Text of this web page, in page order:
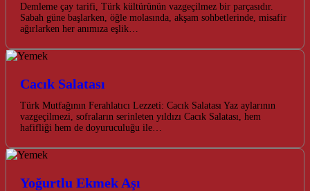
Demleme çay tarifi, Türk kültürünün vazgeçilmez bir parçasıdır.
Sabah güne başlarken, öğle molasında, akşam sohbetlerinde, misafir
ağırlarken her anımıza eşlik…
Cacık Salatası
Türk Mutfağının Ferahlatıcı Lezzeti: Cacık Salatası Yaz aylarının
vazgeçilmezi, sofraların serinleten yıldızı Cacık Salatası, hem
hafifliği hem de doyuruculuğu ile…
Yoğurtlu Ekmek Aşı